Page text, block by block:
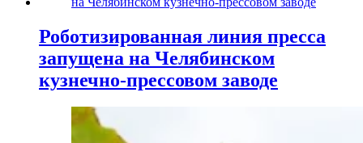
Роботизированная линия пресса
запущена на Челябинском
кузнечно-прессовом заводе